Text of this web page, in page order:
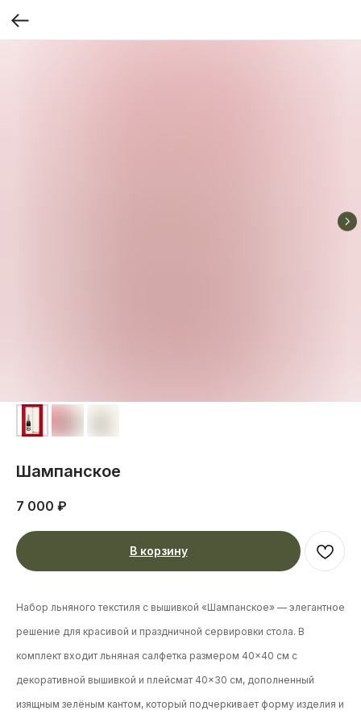
Шампанское
7 000 ₽
В корзину
Набор льняного текстиля с вышивкой «Шампанское» — элегантное
решение для красивой и праздничной сервировки стола. В
комплект входит льняная салфетка размером 40×40 см с
декоративной вышивкой и плейсмат 40×30 см, дополненный
изящным зелёным кантом, который подчеркивает форму изделия и